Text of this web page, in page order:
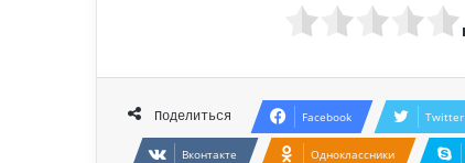
Поделиться Facebook Twitter
Вконтакте Одноклассники